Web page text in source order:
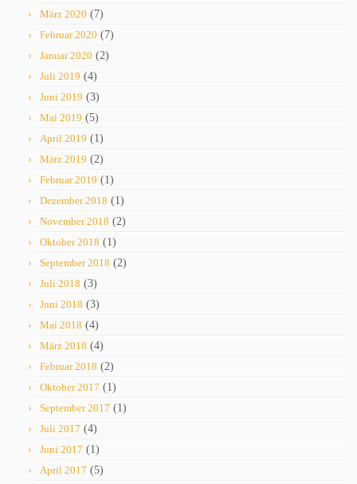
März 2020 (7)
Februar 2020 (7)
Januar 2020 (2)
Juli 2019 (4)
Juni 2019 (3)
Mai 2019 (5)
April 2019 (1)
März 2019 (2)
Februar 2019 (1)
Dezember 2018 (1)
November 2018 (2)
Oktober 2018 (1)
September 2018 (2)
Juli 2018 (3)
Juni 2018 (3)
Mai 2018 (4)
März 2018 (4)
Februar 2018 (2)
Oktober 2017 (1)
September 2017 (1)
Juli 2017 (4)
Juni 2017 (1)
April 2017 (5)